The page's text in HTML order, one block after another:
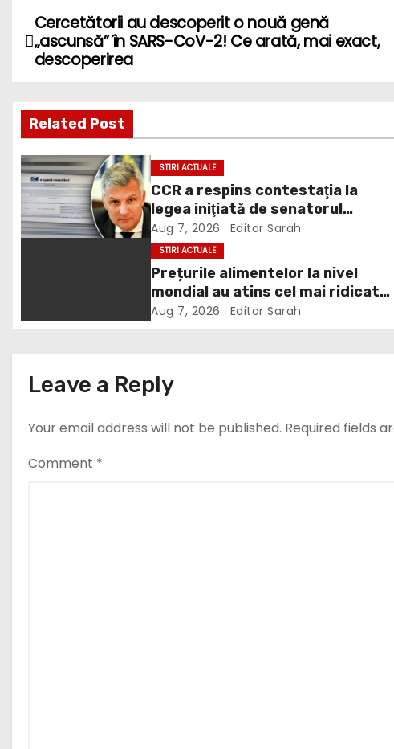
P
o
t
n
a
v
i
o
n
Cercetătorii au descoperit o nouă genă
„ascunsă” în SARS-CoV-2! Ce arată, mai exact,
descoperirea
Related Post
STIRI ACTUALE
CCR a respins contestaţia la
legea iniţiată de senatorul
Zamfir de la PSD, care permite
reluarea construcţiei
hidrocentralelor din zonele
protejate
Aug 7, 2026 Editor Sarah
STIRI ACTUALE
Prețurile alimentelor la nivel
mondial au atins cel mai ridicat
nivel din ultimii peste trei ani. În
războiul din Ucraina va perturba
din nou exporturile prin Marea
Neagră.
Aug 7, 2026 Editor Sarah
Leave a Reply
Your email address will not be published. Required fields
Comment *